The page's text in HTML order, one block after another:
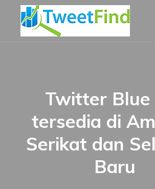
Twitter Blue
tersedia di
Serikat dan
Baru